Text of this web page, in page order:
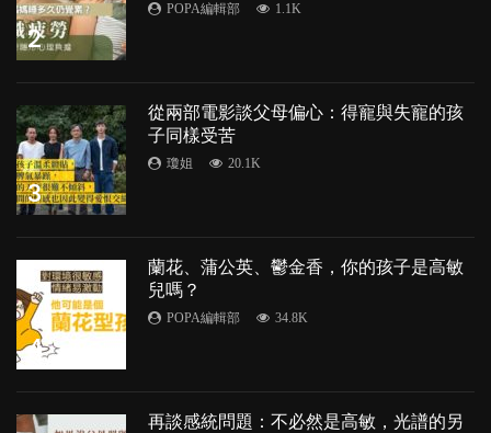
2
POPA編輯部 1.1K
3
從兩部電影談父母偏心：得寵與失寵的孩
子同樣受苦
瓊姐 20.1K
4
蘭花、蒲公英、鬱金香，你的孩子是高敏
兒嗎？
POPA編輯部 34.8K
再談感統問題：不必然是高敏，光譜的另